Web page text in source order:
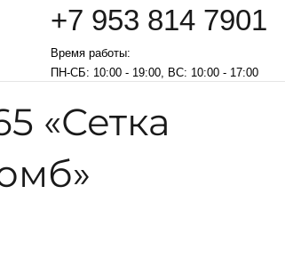
+7 953 814 7901
Время работы:
ПН-СБ: 10:00 - 19:00, ВС: 10:00 - 17:00
«Сетка